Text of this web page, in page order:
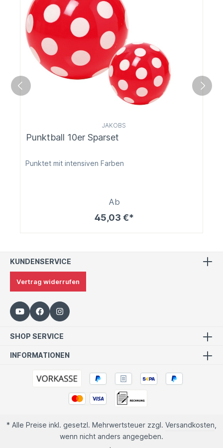
JAKOBS
Punktball 10er Sparset
Punktet mit intensiven Farben
Ab
45,03 €*
KUNDENSERVICE
Vertrag widerrufen
SHOP SERVICE
INFORMATIONEN
* Alle Preise inkl. gesetzl. Mehrwertsteuer zzgl. Versandkosten
wenn nicht anders angegeben.